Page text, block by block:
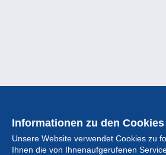
Informationen zu den Cookies
Unsere Website verwendet Cookies zu
Ihnen die von Ihnenaufgerufenen